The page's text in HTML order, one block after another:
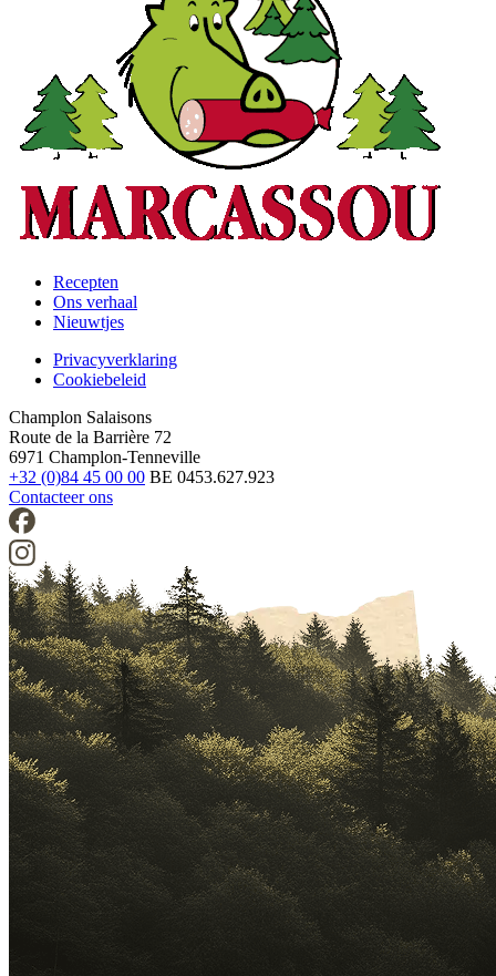
Footer
Recepten
Ons verhaal
Nieuwtjes
Legal
Privacyverklaring
Cookiebeleid
Champlon Salaisons
Route de la Barrière 72
6971 Champlon-Tenneville
+32 (0)84 45 00 00 BE 0453.627.923
Contacteer ons